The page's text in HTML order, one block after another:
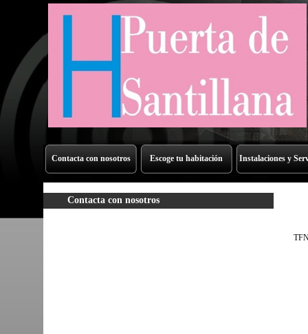
Contacta con nosotros Escoge tu habitación Instalaciones y
Contacta con nosotros